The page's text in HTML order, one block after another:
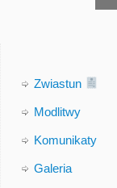
Zwiastun
Modlitwy
Komunikaty
Galeria